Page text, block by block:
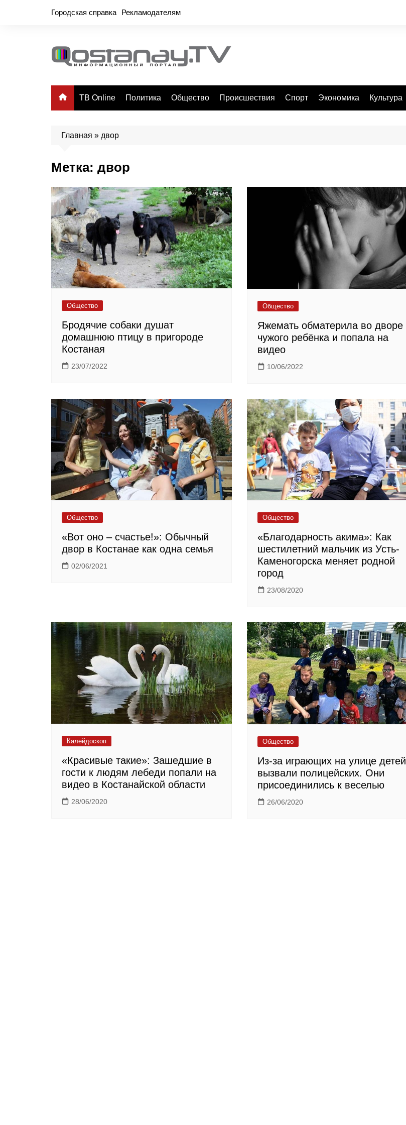
Городская справка Рекламодателям
ТВ Online Политика Общество Происшествия Спорт Экономика Культура
Главная » двор
Метка: двор
Общество
Бродячие собаки душат
домашнюю птицу в пригороде
Костаная
23/07/2022
Общество
Яжемать обматерила во дворе
чужого ребёнка и попала на
видео
10/06/2022
Общество
«Вот оно – счастье!»: Обычный
двор в Костанае как одна семья
02/06/2021
Общество
«Благодарность акима»: Как
шестилетний мальчик из Усть-
Каменогорска меняет родной
город
23/08/2020
Калейдоскоп
«Красивые такие»: Зашедшие в
гости к людям лебеди попали на
видео в Костанайской области
28/06/2020
Общество
Из-за играющих на улице детей
вызвали полицейских. Они
присоединились к веселью
26/06/2020